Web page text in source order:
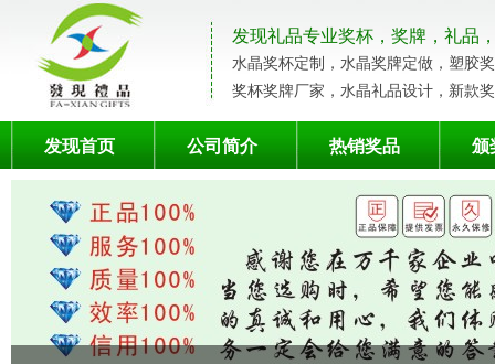
发现礼品专业奖杯，奖牌，礼品
水晶奖杯定制，水晶奖牌定做，塑胶
奖杯奖牌厂家，水晶礼品设计，新款
发现首页 公司简介 热销奖品 颁